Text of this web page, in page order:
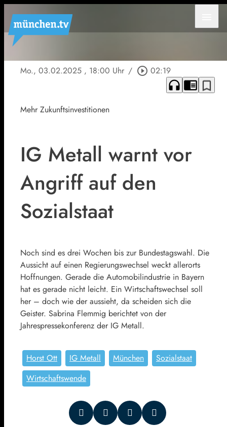
Mo., 03.02.2025 , 18:00 Uhr / play_circle_outline 02:19
headphones chrome_reader_mode bookmark_border
Mehr Zukunftsinvestitionen
IG Metall warnt vor
Angriff auf den
Sozialstaat
Noch sind es drei Wochen bis zur Bundestagswahl. Die
Aussicht auf einen Regierungswechsel weckt allerorts
Hoffnungen. Gerade die Automobilindustrie in Bayern
hat es gerade nicht leicht. Ein Wirtschaftswechsel soll
her – doch wie der aussieht, da scheiden sich die
Geister. Sabrina Flemmig berichtet von der
Jahrespressekonferenz der IG Metall.
Horst Ott IG Metall München
Sozialstaat
Wirtschaftswende